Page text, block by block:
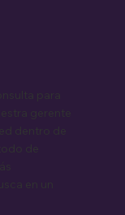
para
gerente
dentro de
de
en un